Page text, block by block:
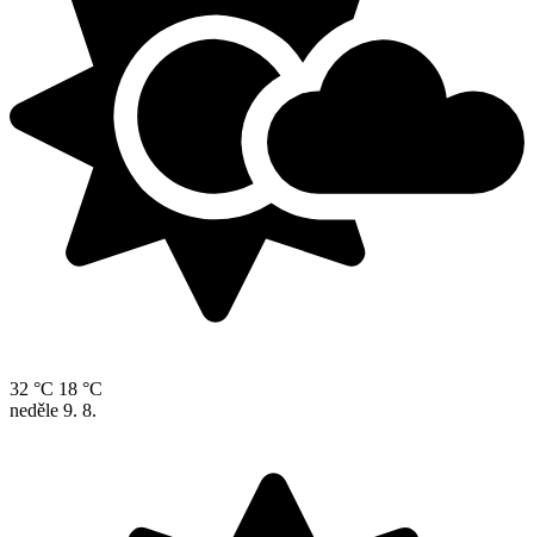
32 °C 18 °C
neděle 9. 8.